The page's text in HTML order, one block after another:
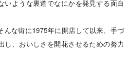
いような裏道でなにかを発見する面白
んな街に1975年に開店して以来、手づ
し、おいしさを開花させるための努力